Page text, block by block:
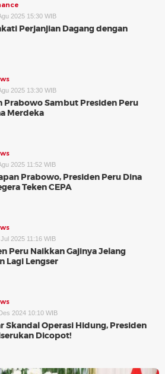
2025 15:30 WIB
Perjanjian Dagang dengan
2025 13:30 WIB
Prabowo Sambut Presiden Peru
Merdeka
2025 11:52 WIB
Prabowo, Presiden Peru Dina
Teken CEPA
2025 11:16 WIB
Peru Naikkan Gajinya Jelang
Lagi Lengser
2024 10:10 WIB
Skandal Operasi Hidung, Presiden
Dicopot!